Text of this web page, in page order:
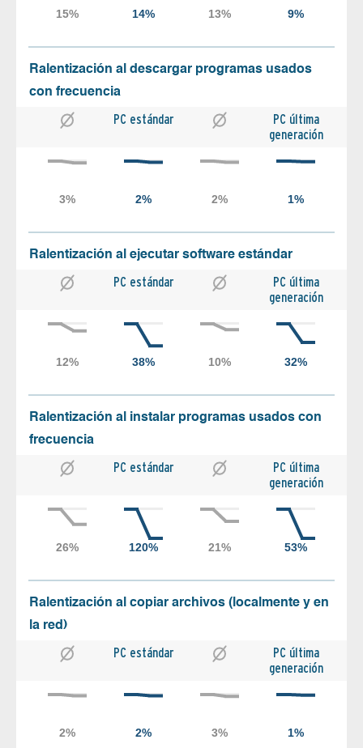
Ralentización al descargar programas usados
con frecuencia
PC estándar
PC última
generación
Ralentización al ejecutar software estándar
PC estándar
PC última
generación
Ralentización al instalar programas usados con
frecuencia
PC estándar
PC última
generación
Ralentización al copiar archivos (localmente y en
la red)
PC estándar
PC última
generación